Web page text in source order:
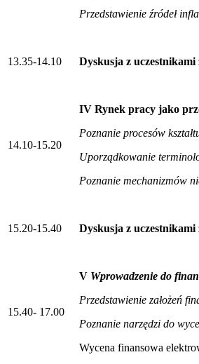
Przedstawienie źródeł
13.35-14.10 Dyskusja z
14.10-15.20
IV Rynek pracy jako
Poznanie procesów
Uporządkowanie
Poznanie mechanizmów
15.20-15.40 Dyskusja z
15.40- 17.00
V Wprowadzenie do
Przedstawienie założeń
Poznanie narzędzi do
Wycena finansowa